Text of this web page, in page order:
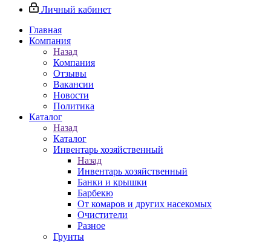
Личный кабинет
Главная
Компания
Назад
Компания
Отзывы
Вакансии
Новости
Политика
Каталог
Назад
Каталог
Инвентарь хозяйственный
Назад
Инвентарь хозяйственный
Банки и крышки
Барбекю
От комаров и других насекомых
Очистители
Разное
Грунты